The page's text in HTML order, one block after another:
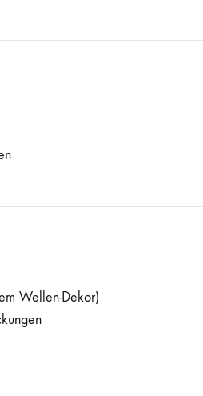
Wellen-Dekor)